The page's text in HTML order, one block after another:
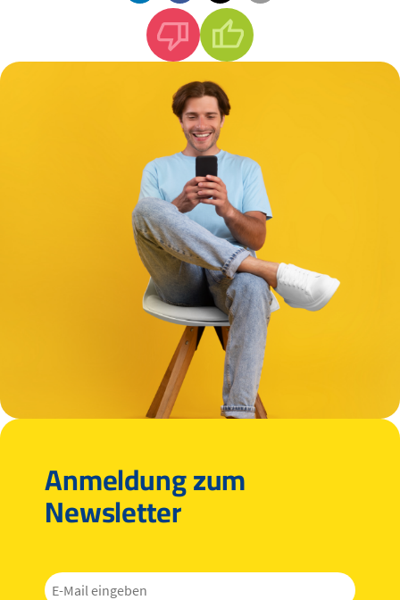
Anmeldung zum
Newsletter